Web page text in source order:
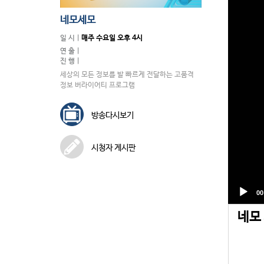
네모세모
일 시 | 매주 수요일 오후 4시
연 출 |
진 행 |
세상의 모든 정보를 발 빠르게 전달하는 고품격
정보 버라이어티 프로그램
방송다시보기
시청자 게시판
네